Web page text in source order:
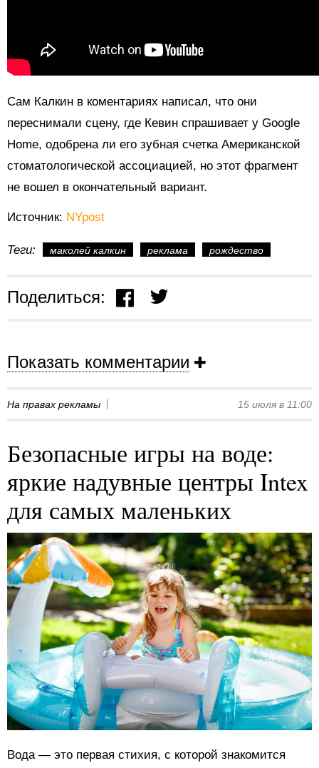
Сам Калкин в коментариях написал, что они
переснимали сцену, где Кевин спрашивает у Google
Home, одобрена ли его зубная счетка Американской
стоматологической ассоциацией, но этот фрагмент
не вошел в окончательный вариант.
Источник: NYpost
Теги: маколей калкин реклама рождество
Поделиться:
Показать комментарии
На правах рекламы 15 июля в 11:00
Безопасные игры на воде:
яркие надувные центры Intex
для самых маленьких
Вода — это первая стихия, с которой знакомится